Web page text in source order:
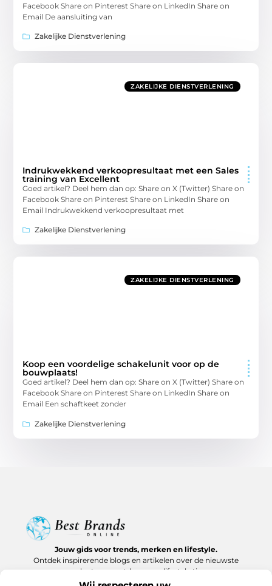
Facebook Share on Pinterest Share on LinkedIn Share on
Email De aansluiting van
Zakelijke Dienstverlening
ZAKELIJKE DIENSTVERLENING
Indrukwekkend verkoopresultaat met een Sales
training van Excellent
Goed artikel? Deel hem dan op: Share on X (Twitter) Share on
Facebook Share on Pinterest Share on LinkedIn Share on
Email Indrukwekkend verkoopresultaat met
Zakelijke Dienstverlening
ZAKELIJKE DIENSTVERLENING
Koop een voordelige schakelunit voor op de
bouwplaats!
Goed artikel? Deel hem dan op: Share on X (Twitter) Share on
Facebook Share on Pinterest Share on LinkedIn Share on
Email Een schaftkeet zonder
Zakelijke Dienstverlening
Jouw gids voor trends, merken en lifestyle.
Ontdek inspirerende blogs en artikelen over de nieuwste
producten, must-haves en lifestyle tips.